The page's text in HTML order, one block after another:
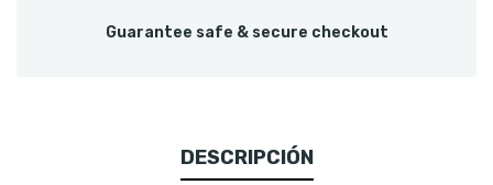
Guarantee safe & secure checkout
DESCRIPCIÓN